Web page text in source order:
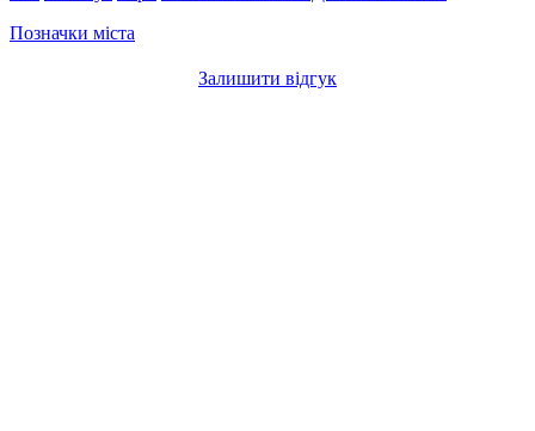
Позначки міста
Залишити відгук